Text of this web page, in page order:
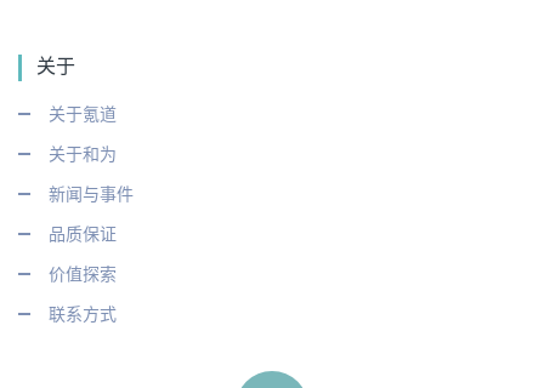
关于
关于氪道
关于和为
新闻与事件
品质保证
价值探索
联系方式